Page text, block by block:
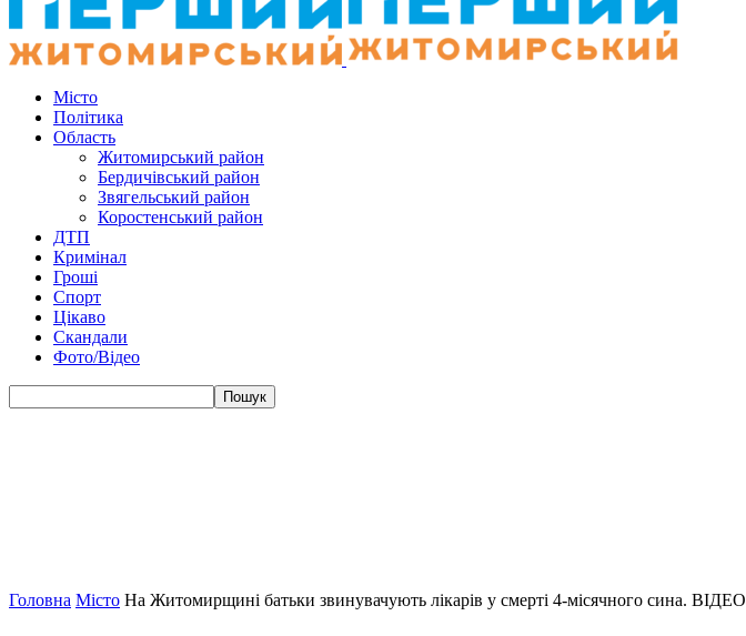
Місто
Політика
Область
Житомирський район
Бердичівський район
Звягельський район
Коростенський район
ДТП
Кримінал
Гроші
Спорт
Цікаво
Скандали
Фото/Відео
Головна Місто На Житомирщині батьки звинувачують лікарів у смерті 4-місячного сина. ВІДЕО